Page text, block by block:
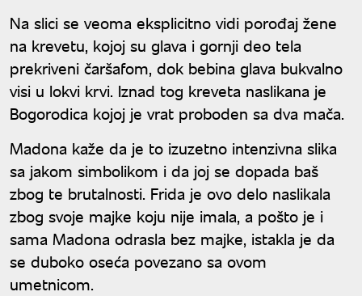
Na slici se veoma eksplicitno vidi porođaj žene
na krevetu, kojoj su glava i gornji deo tela
prekriveni čaršafom, dok bebina glava bukvalno
visi u lokvi krvi. Iznad tog kreveta naslikana je
Bogorodica kojoj je vrat proboden sa dva mača.
Madona kaže da je to izuzetno intenzivna slika
sa jakom simbolikom i da joj se dopada baš
zbog te brutalnosti. Frida je ovo delo naslikala
zbog svoje majke koju nije imala, a pošto je i
sama Madona odrasla bez majke, istakla je da
se duboko oseća povezano sa ovom
umetnicom.